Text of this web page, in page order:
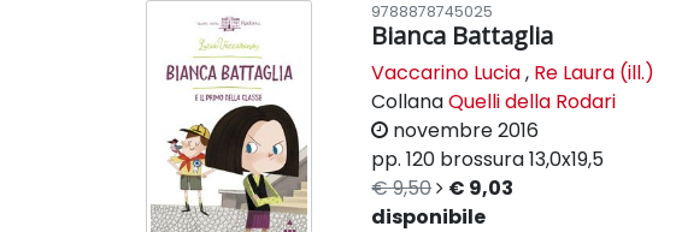
9788878745025
Bianca Battaglia
Vaccarino Lucia, Re Laura (ill.)
CollanaQuelli della Rodari
novembre 2016
pp. 120 brossura13,0x19,5
€ 9,50
€ 9,03
disponibile